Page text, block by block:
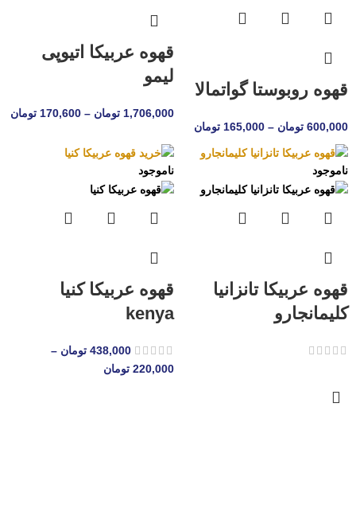
قهوه روبوستا گواتمالا
600,000 تومان –
165,000 تومان
قهوه عربیکا اتیوپی
لیمو
1,706,000 تومان –
170,600 تومان
ناموجود
قهوه عربیکا تانزانیا
کلیمانجارو
ناموجود
قهوه عربیکا کنیا
kenya
438,000 تومان –
220,000 تومان